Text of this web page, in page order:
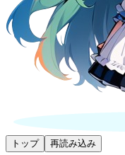
トップ 再読み込み